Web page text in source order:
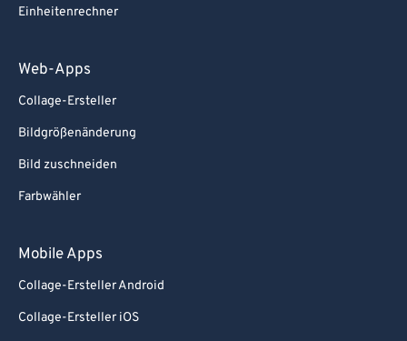
Einheitenrechner
Web-Apps
Collage-Ersteller
Bildgrößenänderung
Bild zuschneiden
Farbwähler
Mobile Apps
Collage-Ersteller Android
Collage-Ersteller iOS